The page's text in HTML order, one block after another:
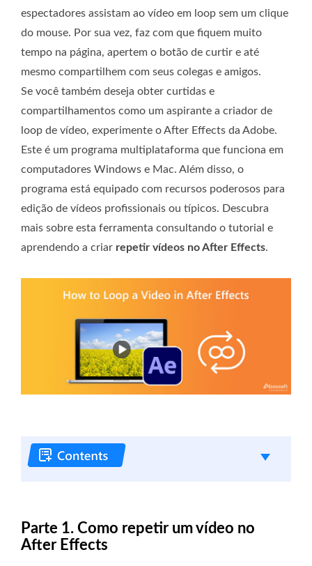
espectadores assistam ao vídeo em loop sem um clique
do mouse. Por sua vez, faz com que fiquem muito
tempo na página, apertem o botão de curtir e até
mesmo compartilhem com seus colegas e amigos.
Se você também deseja obter curtidas e
compartilhamentos como um aspirante a criador de
loop de vídeo, experimente o After Effects da Adobe.
Este é um programa multiplataforma que funciona em
computadores Windows e Mac. Além disso, o
programa está equipado com recursos poderosos para
edição de vídeos profissionais ou típicos. Descubra
mais sobre esta ferramenta consultando o tutorial e
aprendendo a criar repetir vídeos no After Effects.
Parte 1. Como repetir um vídeo no
After Effects